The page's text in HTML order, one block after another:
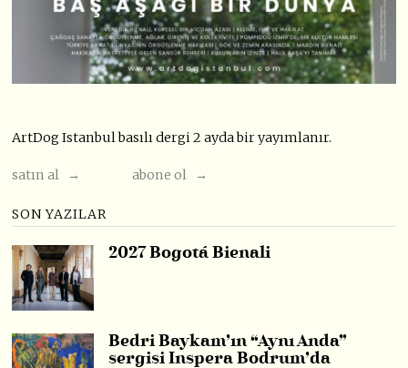
ArtDog Istanbul basılı dergi 2 ayda bir yayımlanır.
satın al → abone ol →
SON YAZILAR
2027 Bogotá Bienali
Bedri Baykam’ın “Aynı Anda”
sergisi Inspera Bodrum’da